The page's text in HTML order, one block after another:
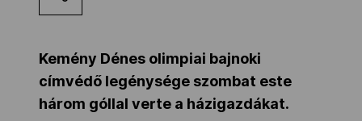
NOB
Társszervezetek
Kemény Dénes olimpiai bajnoki
címvédő legénysége szombat este
három góllal verte a házigazdákat.